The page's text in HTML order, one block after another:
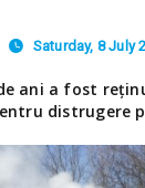
Saturday, 8 July
ani a fost
distrugere